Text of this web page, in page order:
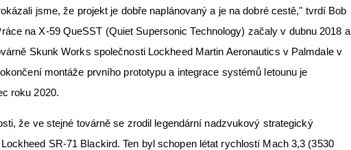
jsme, že projekt je dobře naplánovaný a je na dobré cestě," tvrdí Bob
na X-59 QueSST (Quiet Supersonic Technology) začaly v dubnu 2018 a
Skunk Works společnosti Lockheed Martin Aeronautics v Palmdale v
montáže prvního prototypu a integrace systémů letounu je
roku 2020.
že ve stejné továrně se zrodil legendární nadzvukový strategický
SR-71 Blackird. Ten byl schopen létat rychlostí Mach 3,3 (3530